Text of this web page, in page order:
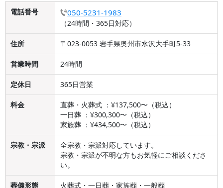
電話番号 050-5231-1983
（24時間・365日対応）
住所 〒023-0053 岩手県奥州市水沢大手町5-33
営業時間 24時間
定休日 365日営業
料金
直葬・火葬式 ：¥137,500〜（税込）
一日葬 ：¥300,300〜（税込）
家族葬 ：¥434,500〜（税込）
宗教・宗派
全宗教・宗派対応しています。
宗教・宗派が不明な方もお気軽にご相談くださ
い。
葬儀形態 火葬式・一日葬・家族葬・一般葬